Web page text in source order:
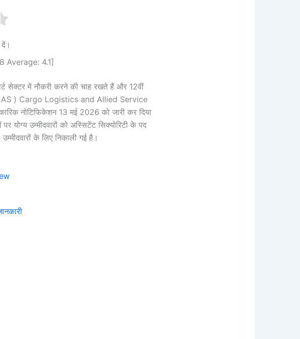
8 Average: 4.1]
सेक्टर में नौकरी करने की चाह रखते हैं और 12वीं
) Cargo Logistics and Allied Service
नोटिफिकेशन 13 मई 2026 को जारी कर दिया
उम्मीदवारों को अस्सिटेंट सिक्योरिटी के पद
के लिए निकाली गई है।